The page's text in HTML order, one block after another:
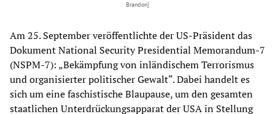
Brandon]
Am 25. September veröffentlichte der US-Präsident das
Dokument National Security Presidential Memorandum-7
(NSPM-7): „Bekämpfung von inländischem Terrorismus
und organisierter politischer Gewalt“. Dabei handelt es
sich um eine faschistische Blaupause, um den gesamten
staatlichen Unterdrückungsapparat der USA in Stellung